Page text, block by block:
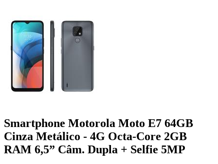
Smartphone Motorola Moto E7 64GB
Cinza Metálico - 4G Octa-Core 2GB
RAM 6,5” Câm. Dupla + Selfie 5MP